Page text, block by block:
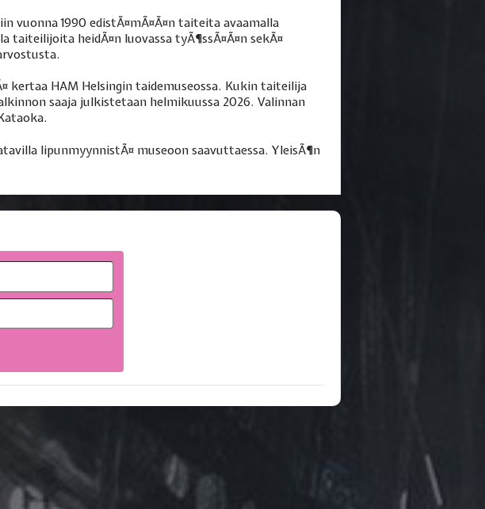
vuonna 1990 edistÃ¤mÃ¤Ã¤n taiteita avaamalla
taiteilijoita heidÃ¤n luovassa tyÃ¶ssÃ¤Ã¤n sekÃ¤
kertaa HAM Helsingin taidemuseossa. Kukin taiteilija
saaja julkistetaan helmikuussa 2026. Valinnan
lipunmyynnistÃ¤ museoon saavuttaessa. YleisÃ¶n